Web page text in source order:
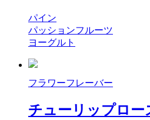
パイン
パッションフルーツ
ヨーグルト
フラワーフレーバー
チューリップロー